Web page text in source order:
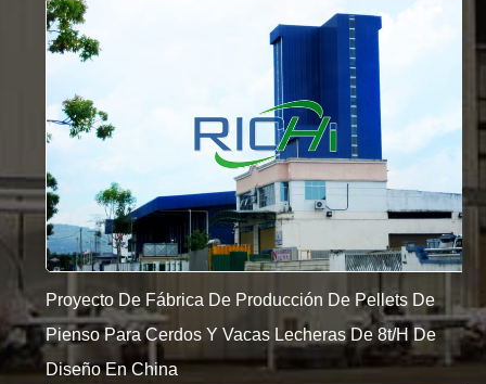
Proyecto De Fábrica De Producción De Pellets De
Pienso Para Cerdos Y Vacas Lecheras De 8t/h De
Diseño En China